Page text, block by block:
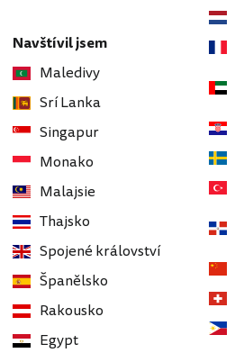
Navštívil jsem
Maledivy
Srí Lanka
Singapur
Monako
Malajsie
Thajsko
Spojené království
Španělsko
Rakousko
Egypt